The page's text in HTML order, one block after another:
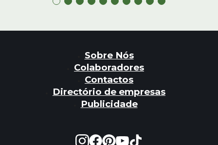
Sobre Nós
Colaboradores
Contactos
Directório de empresas
Publicidade